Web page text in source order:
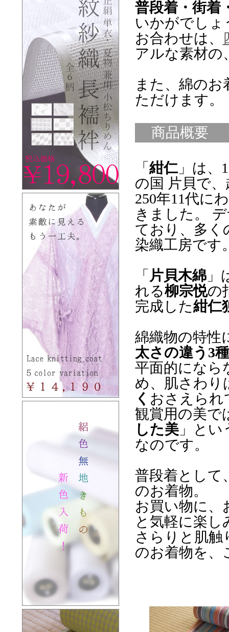
普段着・街着
いかがでしょ
お合わせは、
アルな素材の
また、綿のお
ただけます。
商品概要
「 紺仁」は、
の国 片貝で
250年11代に
きました。
ており、多く
染織工房です
「 片貝木綿」
れる柳宗悦の
完成した紺仁
綿織物の特性
太さの違う3
平面的になら
め、肌さわり
く おさえられ
観賞用の美で
した美」とい
なのです。
普段着として
のお着物。
お買い物に、
と気軽に楽し
さらりと肌触
のお着物を、